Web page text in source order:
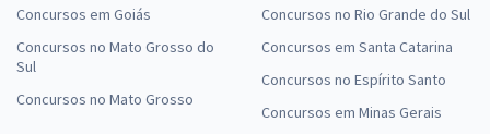
Concursos em Goiás
Concursos no Mato Grosso do
Sul
Concursos no Mato Grosso
Concursos no Rio Grande do Sul
Concursos em Santa Catarina
Concursos no Espírito Santo
Concursos em Minas Gerais